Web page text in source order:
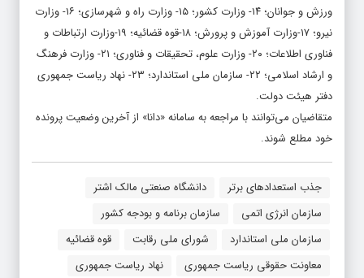
ورزش و جوانان؛ ۱۴- وزارت کشور؛ ۱۵- وزارت راه و شهرسازی؛ ۱۶- وزارت
نیرو؛ ۱۷-وزارت آموزش و پرورش؛ ۱۸-قوه قضائیه؛ ۱۹-وزارت ارتباطات و
فناوری اطلاعات؛ ۲۰- وزارت علوم، تحقیقات و فناوری؛ ۲۱- وزارت فرهنگ
و ارشاد اسلامی؛ ۲۲- سازمان ملی استاندارد؛ ۲۳- نهاد ریاست جمهوری
دفتر هیئت دولت.
متقاضیان می‌توانند با مراجعه به سامانه «دانا» از آخرین وضعیت پرونده
خود مطلع شوند.
جذب استعدادهای برتر
دانشگاه صنعتی مالک اشتر
سازمان انرژی اتمی
سازمان برنامه و بودجه کشور
سازمان ملی استاندارد
شورای ملی رقابت
قوه قضائیه
معاونت حقوقی ریاست جمهوری
نهاد ریاست جمهوری